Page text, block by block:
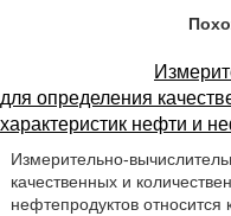
для определения
характеристик нефти и
Измерительно-
качественных и
нефтепродуктов относится